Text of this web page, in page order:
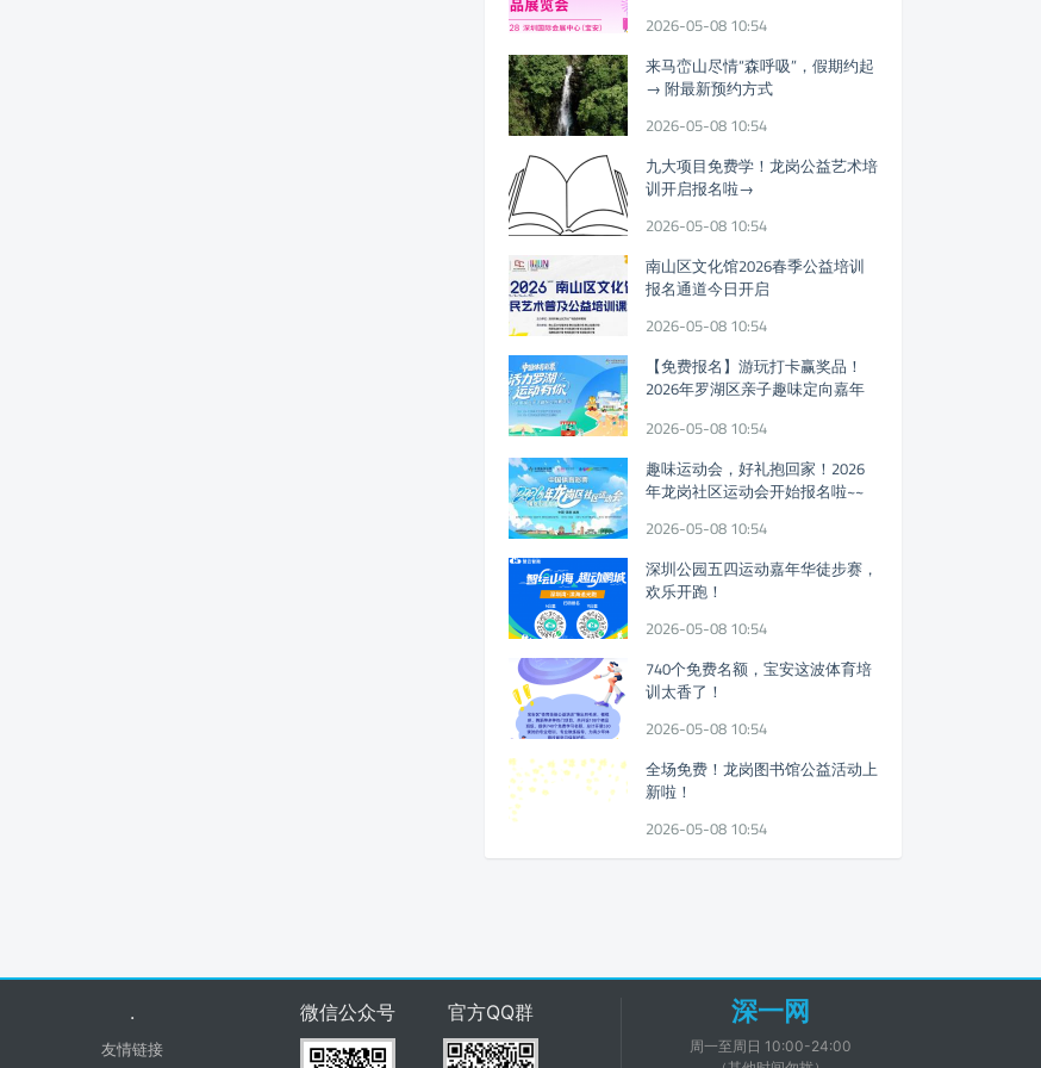
2026-05-08 10:54
来马峦山尽情“森呼吸”，假期约起
→ 附最新预约方式
2026-05-08 10:54
九大项目免费学！龙岗公益艺术培
训开启报名啦→
2026-05-08 10:54
南山区文化馆2026春季公益培训
报名通道今日开启
2026-05-08 10:54
【免费报名】游玩打卡赢奖品！
2026年罗湖区亲子趣味定向嘉年
2026-05-08 10:54
趣味运动会，好礼抱回家！2026
年龙岗社区运动会开始报名啦~~
2026-05-08 10:54
深圳公园五四运动嘉年华徒步赛，
欢乐开跑！
2026-05-08 10:54
740个免费名额，宝安这波体育培
训太香了！
2026-05-08 10:54
全场免费！龙岗图书馆公益活动上
新啦！
2026-05-08 10:54
.
友情链接
微信公众号 官方QQ群 深一网
周一至周日 10:00-24:00